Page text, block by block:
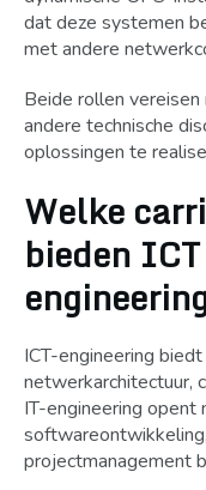
dat deze systemen
met andere
Beide rollen
andere technische
oplossingen te
Welke
bieden
ICT-engineering
netwerkarchitectuur,
IT-engineering opent
projectmanagement